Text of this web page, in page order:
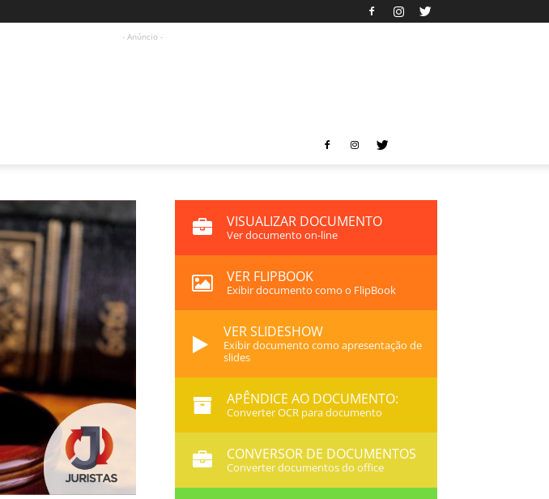
- Anúncio -
VISUALIZAR DOCUMENTO
Ver documento on-line
VER FLIPBOOK
Exibir documento como o FlipBook
VER SLIDESHOW
Exibir documento como apresentação de
slides
APÊNDICE AO DOCUMENTO:
Converter OCR para documento
CONVERSOR DE DOCUMENTOS
Converter documentos do office